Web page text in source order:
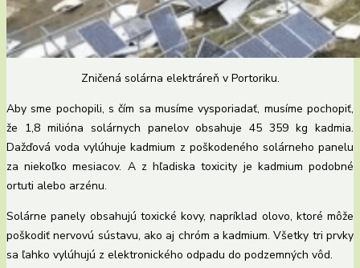
Zničená solárna elektráreň v Portoriku.
Aby sme pochopili, s čím sa musíme vysporiadať, musíme pochopiť,
že 1,8 milióna solárnych panelov obsahuje 45 359 kg kadmia.
Dažďová voda vylúhuje kadmium z poškodeného solárneho panelu
za niekoľko mesiacov. A z hľadiska toxicity je kadmium podobné
ortuti alebo arzénu.
Solárne panely obsahujú toxické kovy, napríklad olovo, ktoré môže
poškodiť nervovú sústavu, ako aj chróm a kadmium. Všetky tri prvky
sa ľahko vylúhujú z elektronického odpadu do podzemných vôd.